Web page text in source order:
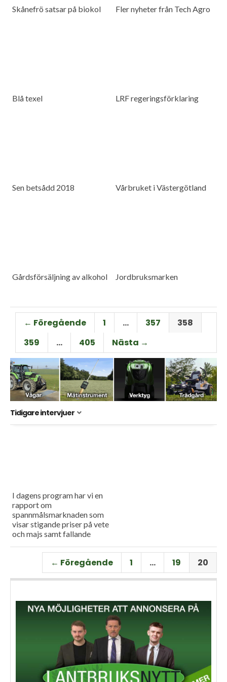
Skånefrö satsar på biokol Fler nyheter från Tech Agro
Blå texel LRF regeringsförklaring
Sen betsådd 2018 Vårbruket i Västergötland
Gårdsförsäljning av alkohol Jordbruksmarken
← Föregående 1 … 357
358
359
… 405 Nästa →
Tidigare intervjuer
I dagens program har vi en
rapport om
spannmålsmarknaden som
visar stigande priser på vete
och majs samt fallande
premiär för vårt
måndagsprogram med en
längre intervju med Erik
Stjerndahl vd för HIR Skåne,
fältdagar.
← Föregående 1 … 19 20